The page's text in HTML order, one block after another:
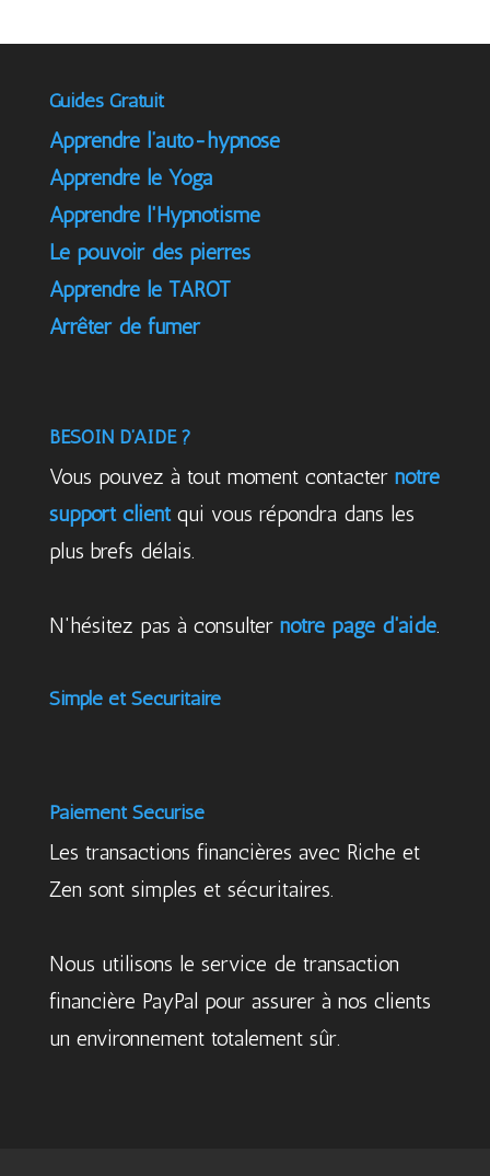
Guides Gratuit
Apprendre l’auto-hypnose
Apprendre le Yoga
Apprendre l'Hypnotisme
Le pouvoir des pierres
Apprendre le TAROT
Arrêter de fumer
BESOIN D’AIDE ?
Vous pouvez à tout moment contacter notre
support clientqui vous répondra dans les
plus brefs délais.
N'hésitez pas à consulter notre page d'aide.
Simple et Sécuritaire
Paiement Sécurisé
Les transactions financières avec Riche et
Zen sont simples et sécuritaires.
Nous utilisons le service de transaction
financière PayPal pour assurer à nos clients
un environnement totalement sûr.